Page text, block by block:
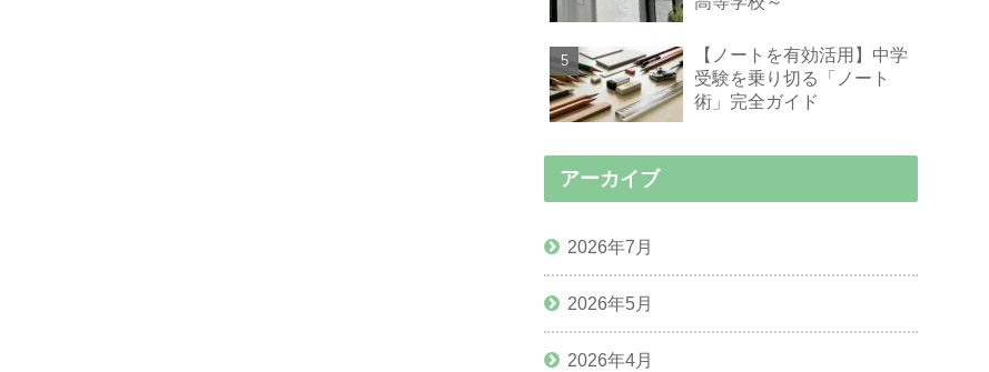
【ノートを有効活用】中学
受験を乗り切る「ノート
術」完全ガイド
アーカイブ
2026年7月
2026年5月
2026年4月